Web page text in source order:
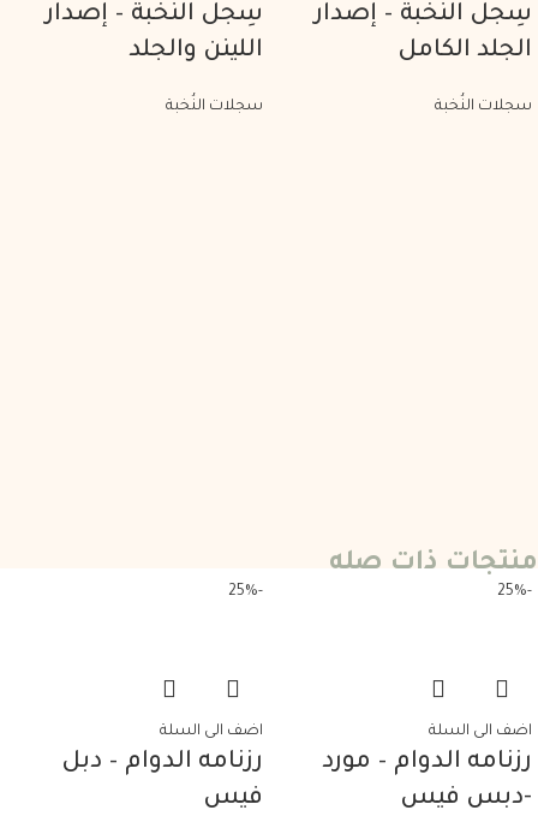
سِجل النُخبة – إصدار
الجلد الكامل
سجلات النُخبة
سِجل النُخبة – إصدار
اللينن والجلد
سجلات النُخبة
منتجات ذات صله
-25%
اضف الى السلة
رزنامه الدوام – مورد
-دبس فيس
-25%
اضف الى السلة
رزنامه الدوام – دبل
فيس